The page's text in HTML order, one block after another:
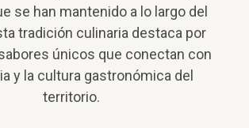
se han mantenido a lo largo del
tradición culinaria destaca por
únicos que conectan con
y la cultura gastronómica del
territorio.